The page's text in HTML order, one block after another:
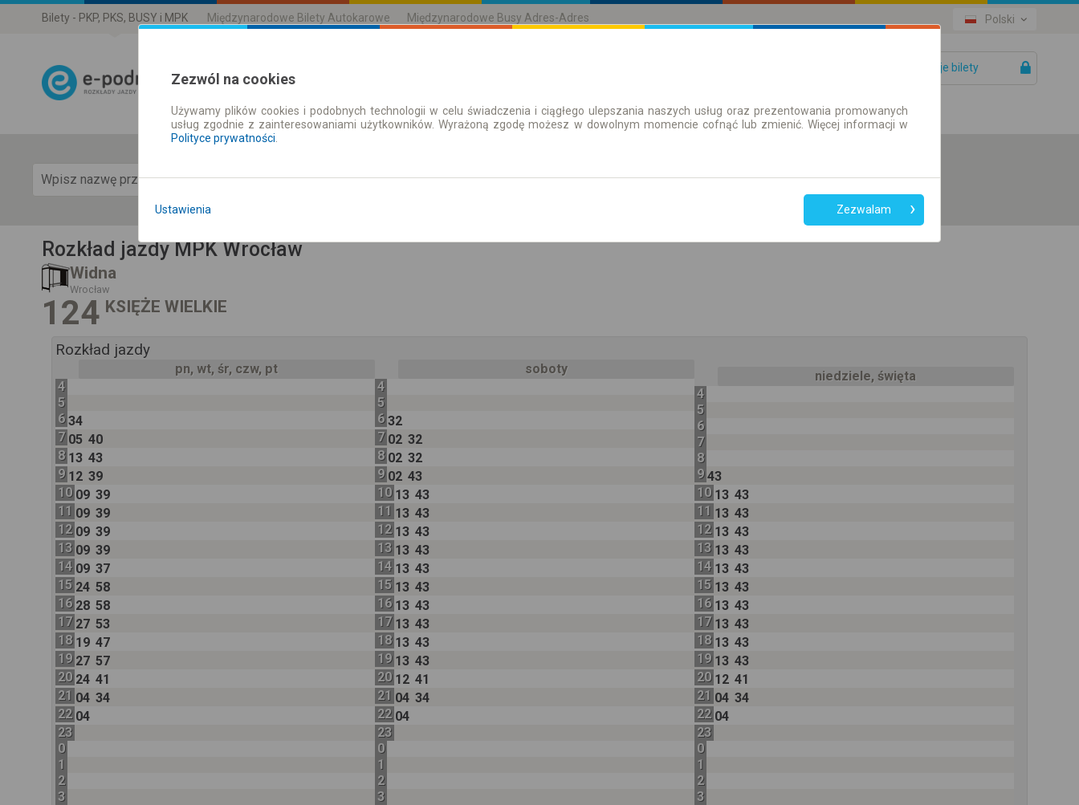
Bilety - PKP, PKS, BUSY i MPK Międzynarodowe Bilety Autokarowe Międzynarodowe Busy Adres-Adres Polski
Twoje bilety
Rozkład Jazdy | Bilety Bilety okresowe
Pokaż rozkład
Rozkład jazdy MPK Wrocław
Widna
Wrocław
124 KSIĘŻE WIELKIE
Rozkład jazdy
pn, wt, śr, czw, pt
4
5
6 34
7 05 40
8 13 43
9 12 39
10 09 39
11 09 39
12 09 39
13 09 39
14 09 37
15 24 58
16 28 58
17 27 53
18 19 47
19 27 57
20 24 41
21 04 34
22 04
23
0
1
2
3
soboty
4
5
6 32
7 02 32
8 02 32
9 02 43
10 13 43
11 13 43
12 13 43
13 13 43
14 13 43
15 13 43
16 13 43
17 13 43
18 13 43
19 13 43
20 12 41
21 04 34
22 04
23
0
1
2
3
niedziele, święta
4
5
6
7
8
9 43
10 13 43
11 13 43
12 13 43
13 13 43
14 13 43
15 13 43
16 13 43
17 13 43
18 13 43
19 13 43
20 12 41
21 04 34
22 04
23
0
1
2
3
Zezwól na cookies
Używamy plików cookies i podobnych technologii w celu świadczenia i ciągłego ulepszania naszych usług oraz prezentowania promowanych
usług zgodnie z zainteresowaniami użytkowników. Wyrażoną zgodę możesz w dowolnym momencie cofnąć lub zmienić. Więcej informacji w
Polityce prywatności
Ustawienia Zezwalam